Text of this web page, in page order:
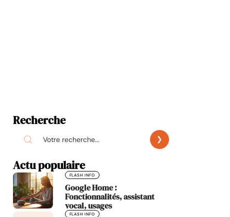
Recherche
Actu populaire
FLASH INFO
Google Home :
Fonctionnalités, assistant
vocal, usages
FLASH INFO